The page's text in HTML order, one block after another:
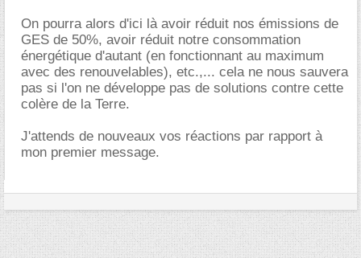
On pourra alors d'ici là avoir réduit nos émissions de
GES de 50%, avoir réduit notre consommation
énergétique d'autant (en fonctionnant au maximum
avec des renouvelables), etc.,... cela ne nous sauvera
pas si l'on ne développe pas de solutions contre cette
colère de la Terre.
J'attends de nouveaux vos réactions par rapport à
mon premier message.